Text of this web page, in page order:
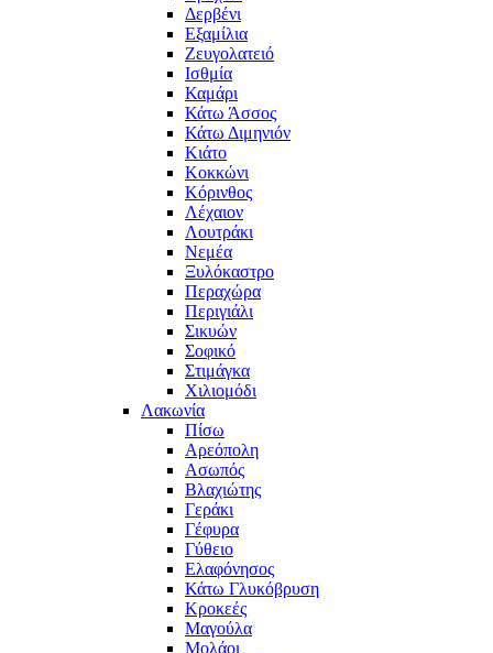
Δερβένι
Εξαμίλια
Ζευγολατειό
Ισθμία
Καμάρι
Κάτω Άσσος
Κάτω Διμηνιόν
Κιάτο
Κοκκώνι
Κόρινθος
Λέχαιον
Λουτράκι
Νεμέα
Ξυλόκαστρο
Περαχώρα
Περιγιάλι
Σικυών
Σοφικό
Στιμάγκα
Χιλιομόδι
Λακωνία
Πίσω
Αρεόπολη
Ασωπός
Βλαχιώτης
Γεράκι
Γέφυρα
Γύθειο
Ελαφόνησος
Κάτω Γλυκόβρυση
Κροκεές
Μαγούλα
Μολάοι